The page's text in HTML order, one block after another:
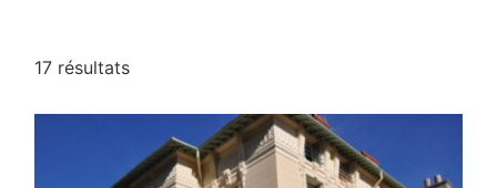
17 résultats